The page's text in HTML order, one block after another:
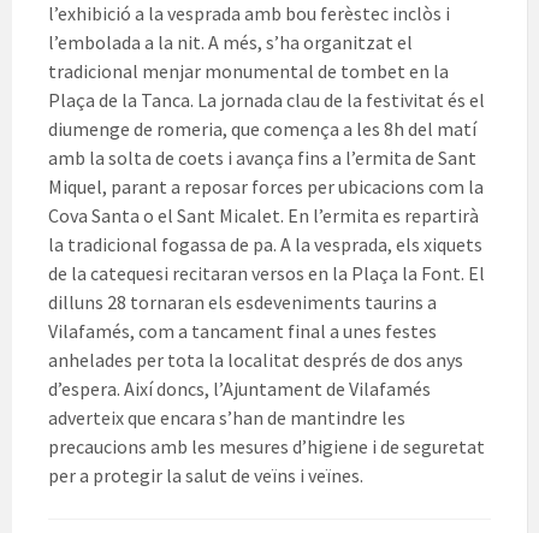
l’exhibició a la vesprada amb bou ferèstec inclòs i
l’embolada a la nit. A més, s’ha organitzat el
tradicional menjar monumental de tombet en la
Plaça de la Tanca. La jornada clau de la festivitat és el
diumenge de romeria, que comença a les 8h del matí
amb la solta de coets i avança fins a l’ermita de Sant
Miquel, parant a reposar forces per ubicacions com la
Cova Santa o el Sant Micalet. En l’ermita es repartirà
la tradicional fogassa de pa. A la vesprada, els xiquets
de la catequesi recitaran versos en la Plaça la Font. El
dilluns 28 tornaran els esdeveniments taurins a
Vilafamés, com a tancament final a unes festes
anhelades per tota la localitat després de dos anys
d’espera. Així doncs, l’Ajuntament de Vilafamés
adverteix que encara s’han de mantindre les
precaucions amb les mesures d’higiene i de seguretat
per a protegir la salut de veïns i veïnes.